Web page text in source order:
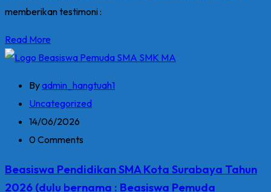
memberikan testimoni :
Read More
Byadmin_hangtuah1
Uncategorized
14/06/2026
0 Comments
Beasiswa Pendidikan SMA Kota Surabaya Tahun
2026 (dulu bernama : Beasiswa Pemuda